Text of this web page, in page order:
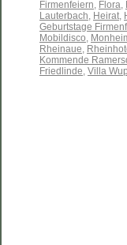
Firmenfeiern, Flora,
Lauterbach, Heirat,
Geburtstage
Mobildisco,
Rheinaue,
Kommende
Friedlinde, Villa